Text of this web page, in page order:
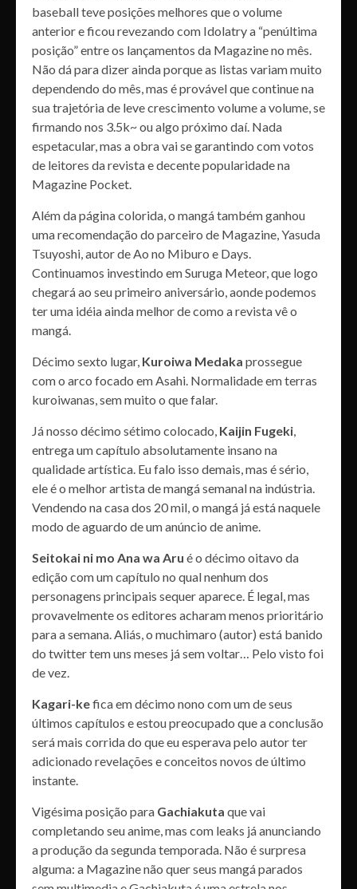
baseball teve posições melhores que o volume
anterior e ficou revezando com Idolatry a “penúltima
posição” entre os lançamentos da Magazine no mês.
Não dá para dizer ainda porque as listas variam muito
dependendo do mês, mas é provável que continue na
sua trajetória de leve crescimento volume a volume, se
firmando nos 3.5k~ ou algo próximo daí. Nada
espetacular, mas a obra vai se garantindo com votos
de leitores da revista e decente popularidade na
Magazine Pocket.
Além da página colorida, o mangá também ganhou
uma recomendação do parceiro de Magazine, Yasuda
Tsuyoshi, autor de Ao no Miburo e Days.
Continuamos investindo em Suruga Meteor, que logo
chegará ao seu primeiro aniversário, aonde podemos
ter uma idéia ainda melhor de como a revista vê o
mangá.
Décimo sexto lugar, Kuroiwa Medaka prossegue
com o arco focado em Asahi. Normalidade em terras
kuroiwanas, sem muito o que falar.
Já nosso décimo sétimo colocado, Kaijin Fugeki
entrega um capítulo absolutamente insano na
qualidade artística. Eu falo isso demais, mas é sério,
ele é o melhor artista de mangá semanal na indústria.
Vendendo na casa dos 20 mil, o mangá já está naquele
modo de aguardo de um anúncio de anime.
Seitokai ni mo Ana wa Aru é o décimo oitavo da
edição com um capítulo no qual nenhum dos
personagens principais sequer aparece. É legal, mas
provavelmente os editores acharam menos prioritário
para a semana. Aliás, o muchimaro (autor) está banido
do twitter tem uns meses já sem voltar… Pelo visto foi
de vez.
Kagari-kefica em décimo nono com um de seus
últimos capítulos e estou preocupado que a conclusão
será mais corrida do que eu esperava pelo autor ter
adicionado revelações e conceitos novos de último
instante.
Vigésima posição para Gachiakuta que vai
completando seu anime, mas com leaks já anunciando
a produção da segunda temporada. Não é surpresa
alguma: a Magazine não quer seus mangá parados